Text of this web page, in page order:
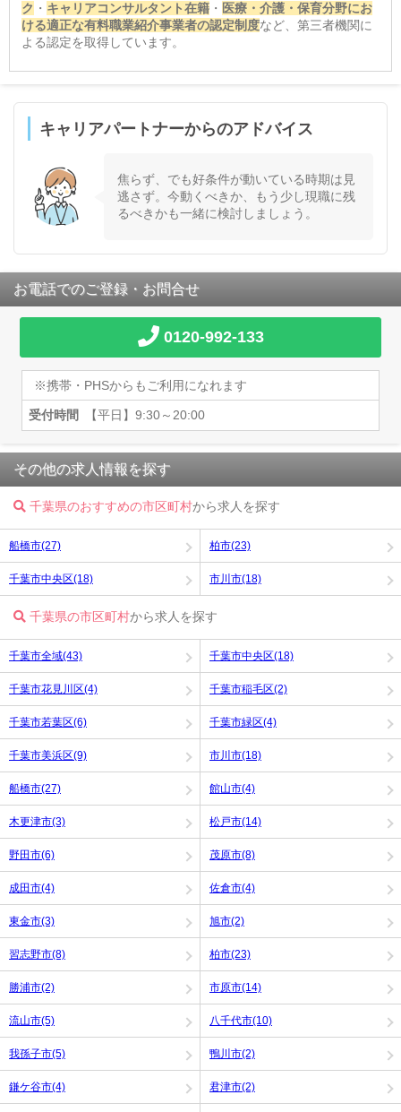
ク ・ キャリアコンサルタント在籍・ 医療・介護・保育分野にお
ける適正な有料職業紹介事業者の認定制度など、第三者機関に
よる認定を取得しています。
キャリアパートナーからのアドバイス
焦らず、でも好条件が動いている時期は見
逃さず。今動くべきか、もう少し現職に残
るべきかも一緒に検討しましょう。
お電話でのご登録・お問合せ
0120-992-133
※携帯・PHSからもご利用になれます
受付時間 【平日】9:30～20:00
その他の求人情報を探す
千葉県のおすすめの市区町村から求人を探す
船橋市(27) 柏市(23)
千葉市中央区(18) 市川市(18)
千葉県の市区町村から求人を探す
千葉市全域(43) 千葉市中央区(18)
千葉市花見川区(4) 千葉市稲毛区(2)
千葉市若葉区(6) 千葉市緑区(4)
千葉市美浜区(9) 市川市(18)
船橋市(27) 館山市(4)
木更津市(3) 松戸市(14)
野田市(6) 茂原市(8)
成田市(4) 佐倉市(4)
東金市(3) 旭市(2)
習志野市(8) 柏市(23)
勝浦市(2) 市原市(14)
流山市(5) 八千代市(10)
我孫子市(5) 鴨川市(2)
鎌ケ谷市(4) 君津市(2)